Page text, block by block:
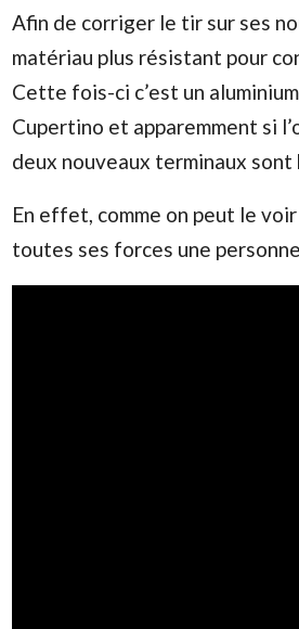
Afin de corriger le tir sur ses
matériau plus résistant pour
Cette fois-ci c’est un
Cupertino et apparemment si
deux nouveaux terminaux sont
En effet, comme on peut le
toutes ses forces une